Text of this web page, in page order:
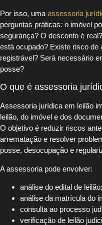
Por isso, uma assessoria
perguntas práticas: o imóvel
segurança? O desconto é
está ocupado? Existe risco de
registrável? Será necessário
posse?
O que é assessoria
Assessoria jurídica em leilão
leilão, do imóvel e dos
O objetivo é reduzir riscos
arrematação e resolver
posse, desocupação e
A assessoria pode envolver:
análise do edital de leilão;
análise da matrícula do
consulta ao processo
verificação de leilão